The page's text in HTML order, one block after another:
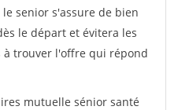
senior s'assure de bien
le départ et évitera les
à trouver l'offre qui répond
mutuelle sénior santé